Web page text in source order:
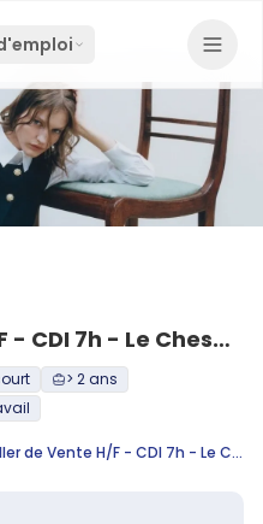
Conseiller de Vente H/F - CDI 7h - Le Chesnay
> 2 ans
Conseiller de Vente H/F - CDI 7h - Le Chesnay